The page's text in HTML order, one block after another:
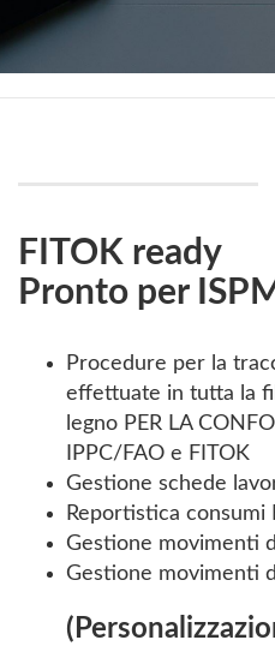
FITOK ready
Pronto per
Procedure per la
effettuate in tutta la
legno PER LA
IPPC/FAO e FITOK
Gestione schede
Reportistica consumi
Gestione movimenti
Gestione movimenti